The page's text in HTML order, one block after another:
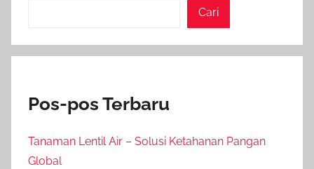
Cari
Pos-pos Terbaru
Tanaman Lentil Air – Solusi Ketahanan Pangan
Global